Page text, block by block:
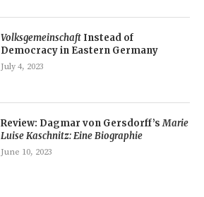
Volksgemeinschaft Instead of
Democracy in Eastern Germany
July 4, 2023
Review: Dagmar von Gersdorff’sMarie
Luise Kaschnitz: Eine Biographie
June 10, 2023